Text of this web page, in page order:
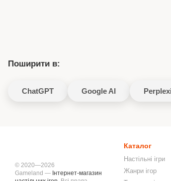
Поширити в:
ChatGPT Google AI
© 2020—2026
Gameland — Інтернет-магазин
Каталог
Настільні ігри
Жанри ігор